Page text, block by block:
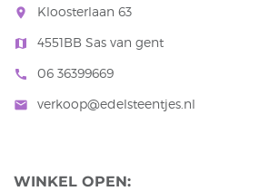
room Kloosterlaan 63
map 4551BB Sas van gent
call 06 36399669
mail verkoop@edelsteentjes.nl
WINKEL OPEN: